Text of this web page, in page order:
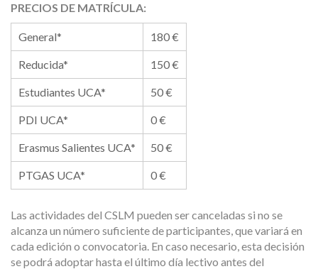
PRECIOS DE MATRÍCULA:
General* 180 €
Reducida* 150 €
Estudiantes UCA* 50 €
PDI UCA* 0 €
Erasmus Salientes UCA* 50 €
PTGAS UCA* 0 €
Las actividades del CSLM pueden ser canceladas si no se
alcanza un número suficiente de participantes, que variará en
cada edición o convocatoria. En caso necesario, esta decisión
se podrá adoptar hasta el último día lectivo antes del